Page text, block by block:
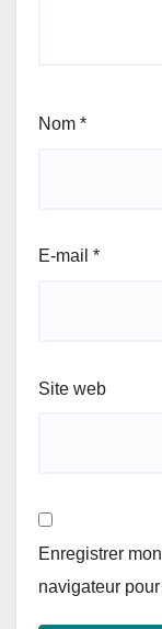
Nom *
E-mail *
Site web
Enregistrer
navigateur